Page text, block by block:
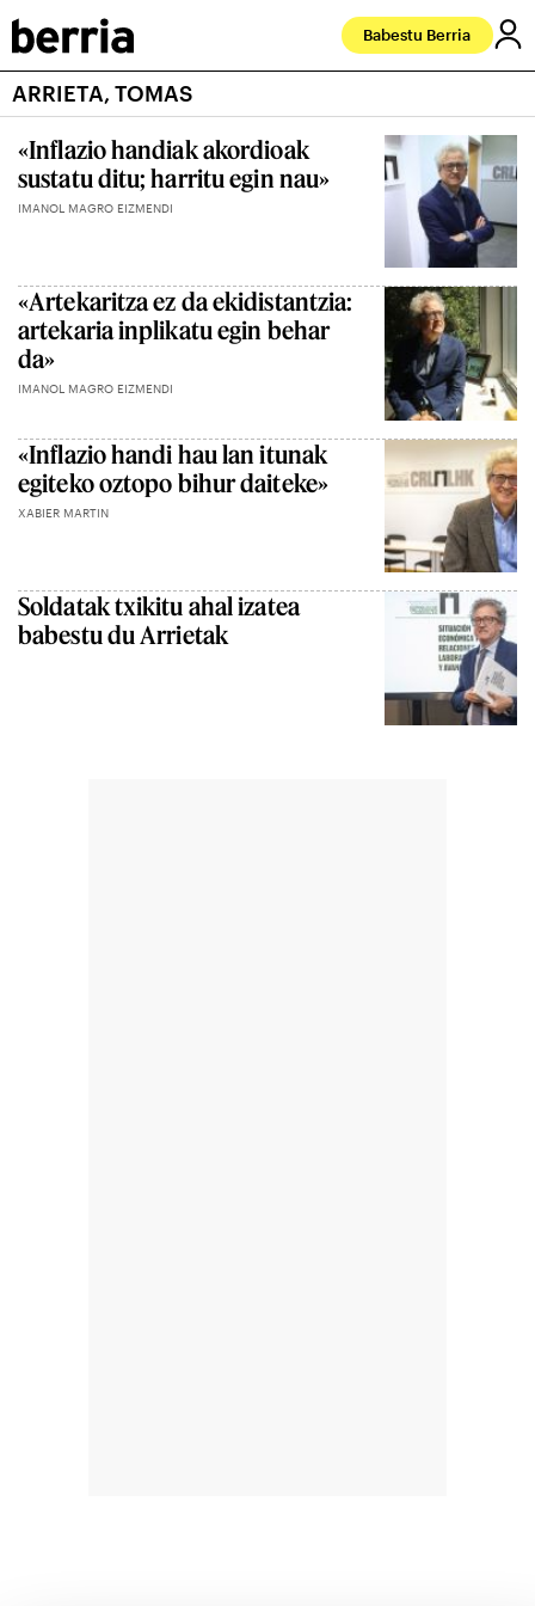
Babestu Berria
ARRIETA, TOMAS
«Inflazio handiak akordioak
sustatu ditu; harritu egin nau»
IMANOL MAGRO EIZMENDI
«Artekaritza ez da ekidistantzia:
artekaria inplikatu egin behar
da»
IMANOL MAGRO EIZMENDI
«Inflazio handi hau lan itunak
egiteko oztopo bihur daiteke»
XABIER MARTIN
Soldatak txikitu ahal izatea
babestu du Arrietak